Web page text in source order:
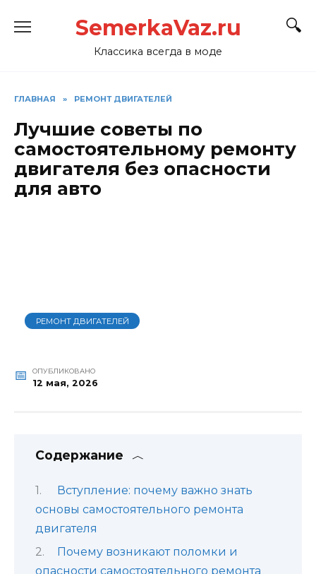
SemerkaVaz.ru
Классика всегда в моде
ГЛАВНАЯ » РЕМОНТ ДВИГАТЕЛЕЙ
Лучшие советы по
самостоятельному ремонту
двигателя без опасности
для авто
РЕМОНТ ДВИГАТЕЛЕЙ
ОПУБЛИКОВАНО
12 мая, 2026
Содержание
Вступление: почему важно знать
основы самостоятельного ремонта
двигателя
Почему возникают поломки и
опасности самостоятельного ремонта